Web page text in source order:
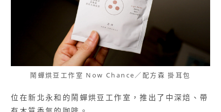
鬧蟬烘豆工作室 Now Chance／配方森 掛耳包
位在新北永和的鬧蟬烘豆工作室，推出了中深焙、帶